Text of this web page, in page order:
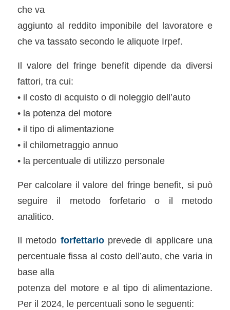
che va
aggiunto al reddito imponibile del lavoratore e
che va tassato secondo le aliquote Irpef.
Il valore del fringe benefit dipende da diversi
fattori, tra cui:
• il costo di acquisto o di noleggio dell’auto
• la potenza del motore
• il tipo di alimentazione
• il chilometraggio annuo
• la percentuale di utilizzo personale
Per calcolare il valore del fringe benefit, si può
seguire il metodo forfetario o il metodo
analitico.
Il metodo forfettarioprevede di applicare una
percentuale fissa al costo dell’auto, che varia in
base alla
potenza del motore e al tipo di alimentazione.
Per il 2024, le percentuali sono le seguenti: